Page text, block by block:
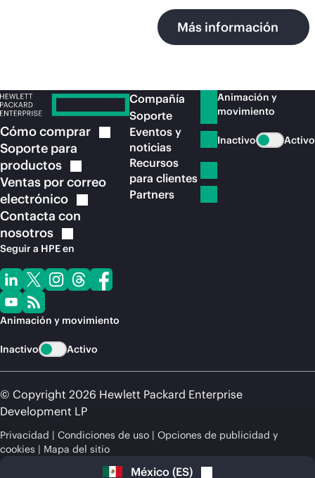
Más información
Cómocomprar
Soporte para
productos
Ventas por correo
electrónico
Contacta con
nosotros
Seguir a HPE en
Animación y movimiento
Inactivo Activo
Compañía
Soporte
Eventos y
noticias
Recursos
para clientes
Partners
Animación y
movimiento
Inactivo Activo
© Copyright 2026 Hewlett Packard Enterprise
Development LP
Privacidad Condiciones de uso
Opciones de publicidad y
cookies
Mapa del sitio
México (ES)